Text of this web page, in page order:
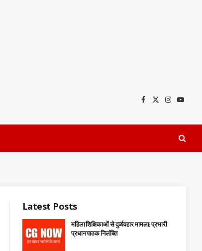
Facebook
X
Instagram
Latest Posts
महिला शिक्षिकाओं से दुर्व्यवहार मामला: प्रभारी
प्रधान पाठक निलंबित